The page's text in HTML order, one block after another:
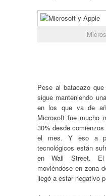
Pese al batacazo
sigue manteniendo
en los que va de
Microsoft fue mucho
30% desde
el mes. Y eso a
tecnológicos están
en Wall Street. El
moviéndose en zona
llegó a estar negativo